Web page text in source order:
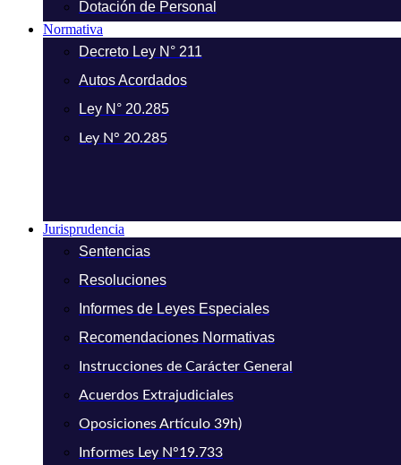
Dotación de Personal
Normativa
Decreto Ley N° 211
Autos Acordados
Ley N° 20.285
Ley N° 20.285
Jurisprudencia
Sentencias
Resoluciones
Informes de Leyes Especiales
Recomendaciones Normativas
Instrucciones de Carácter General
Acuerdos Extrajudiciales
Oposiciones Artículo 39h)
Informes Ley N°19.733